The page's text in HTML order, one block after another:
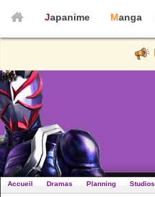
Japanime Manga
Accueil Dramas Planning Studios